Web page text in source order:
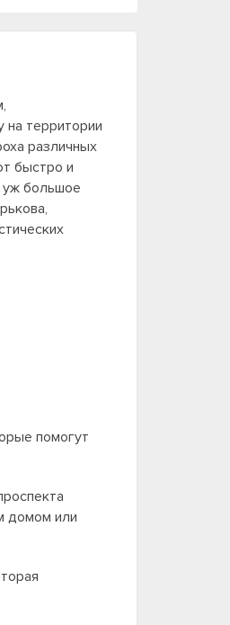
на территории
различных
быстро и
уж большое
помогут
домом или